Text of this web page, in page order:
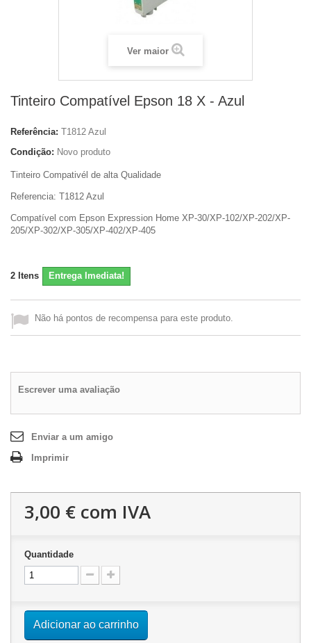
Ver maior
Tinteiro Compatível Epson 18 X - Azul
Referência: T1812 Azul
Condição: Novo produto
Tinteiro Compativél de alta Qualidade
Referencia: T1812 Azul
Compatível com Epson Expression Home XP-30/XP-102/XP-202/XP-
205/XP-302/XP-305/XP-402/XP-405
2 Itens Entrega Imediata!
Não há pontos de recompensa para este produto.
Escrever uma avaliação
Enviar a um amigo
Imprimir
3,00 € com IVA
Quantidade
Adicionar ao carrinho